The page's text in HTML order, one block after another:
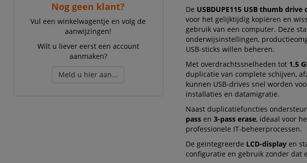
Nog geen klant?
Vul een winkelwagentje en volg de
aanwijzingen!
Wilt u liever eerst een account
aanmaken?
Meld u hier aan...
De USBDUPE115 USB thumb
voor het gelijktijdig kopiëren en
gebruik van een computer. Deze
onderwijsinstellingen,
USB-sticks willen beheren.
Met overdrachtssnelheden tot 1,5
duplicatie van complete schijven,
kunnen USB-drives snel worden
installaties en datamigratie.
Naast duplicatiefuncties
passen 3-pass erase, ideaal voor
professionele IT-beheerprocessen.
De geïntegreerde LCD-displayen
configuratie en gebruik zonder dat